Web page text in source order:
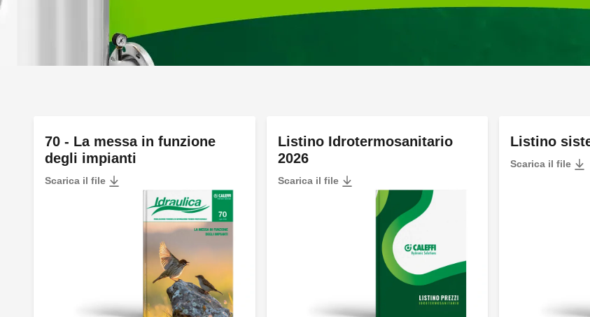
70 - La messa in funzione
degli impianti
Scarica il file
Listino Idrotermosanitario
2026
Scarica il file
Listino
Scarica il file